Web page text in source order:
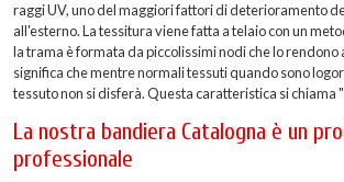
raggi UV, uno del maggiori fattori di deterioramento
all'esterno. La tessitura viene fatta a telaio con un
la trama è formata da piccolissimi nodi che lo
significa che mentre normali tessuti quando sono
tessuto non si disferà. Questa caratteristica si chiama
La nostra bandiera Catalogna è un
professionale